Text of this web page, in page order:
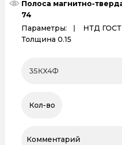
Полоса магнитно-
74
Параметры:
НТД ГОСТ
Толщина 0.15